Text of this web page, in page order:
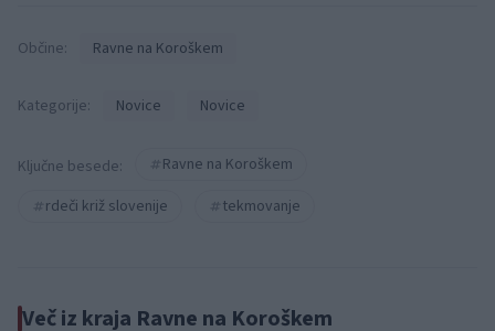
Občine: Ravne na Koroškem
Kategorije: Novice Novice
Ključne besede:
Ravne na Koroškem
rdeči križ slovenije
tekmovanje
Več iz kraja Ravne na Koroškem